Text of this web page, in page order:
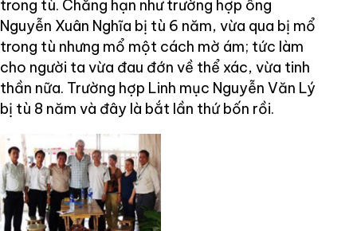
trong tù. Chẳng hạn như trường hợp ông
Nguyễn Xuân Nghĩa bị tù 6 năm, vừa qua bị mổ
trong tù nhưng mổ một cách mờ ám; tức làm
cho người ta vừa đau đớn về thể xác, vừa tinh
thần nữa. Trường hợp Linh mục Nguyễn Văn Lý
bị tù 8 năm và đây là bắt lần thứ bốn rồi.